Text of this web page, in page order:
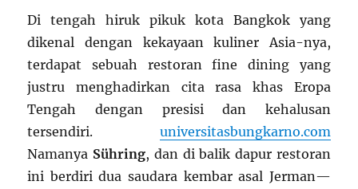
Di tengah hiruk pikuk kota Bangkok yang
dikenal dengan kekayaan kuliner Asia-nya,
terdapat sebuah restoran fine dining yang
justru menghadirkan cita rasa khas Eropa
Tengah dengan presisi dan kehalusan
tersendiri. universitasbungkarno.com
Namanya Sühring, dan di balik dapur restoran
ini berdiri dua saudara kembar asal Jerman—